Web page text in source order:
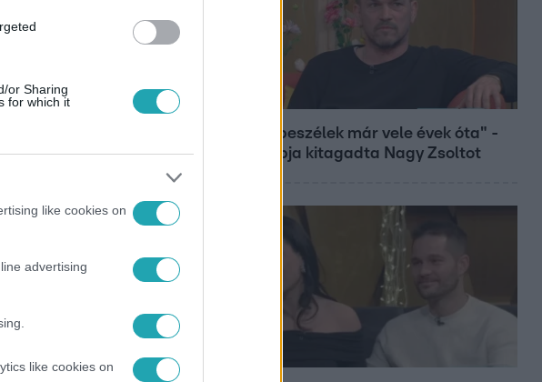
or Sharing
for which it
like cookies on
advertising
like cookies on
beszélt:
a
"Nem beszélek már vele évek óta" -
Édesapja kitagadta Nagy Zsoltot